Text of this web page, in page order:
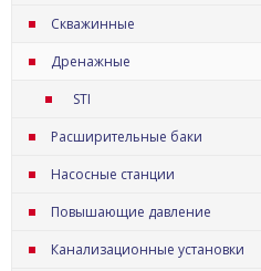
Скважинные
Дренажные
STI
Расширительные баки
Насосные станции
Повышающие давление
Канализационные установки